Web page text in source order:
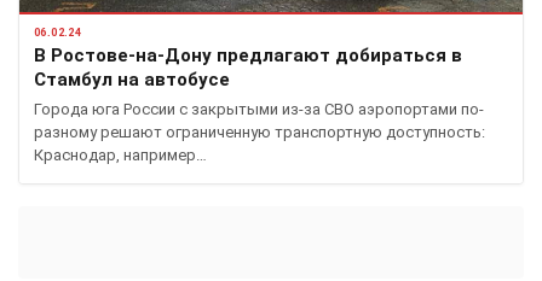
06.02.24
В Ростове-на-Дону предлагают добираться в
Стамбул на автобусе
Города юга России с закрытыми из-за СВО аэропортами по-
разному решают ограниченную транспортную доступность:
Краснодар, например…